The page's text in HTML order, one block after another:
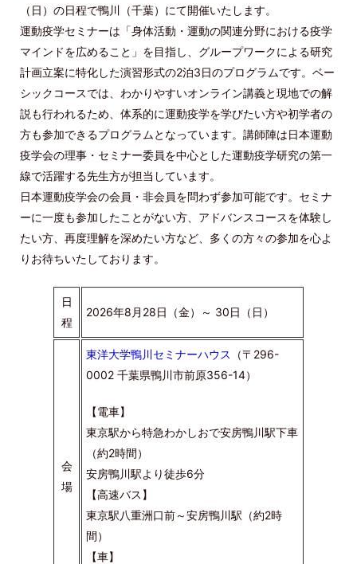
（日）の日程で鴨川（千葉）にて開催いたします。
運動疫学セミナーは「身体活動・運動の関連分野における疫学
マインドを広めること」を目指し、グループワークによる研究
計画立案に特化した演習形式の2泊3日のプログラムです。ベー
シックコースでは、わかりやすいオンライン講義と現地での解
説も行われるため、体系的に運動疫学を学びたい方や初学者の
方も参加できるプログラムとなっています。講師陣は日本運動
疫学会の理事・セミナー委員を中心とした運動疫学研究の第一
線で活躍する先生方が担当しています。
日本運動疫学会の会員・非会員を問わず参加可能です。セミナ
ーに一度も参加したことがない方、アドバンスコースを体験し
たい方、再度理解を深めたい方など、多くの方々の参加を心よ
りお待ちいたしております。
日
程
2026年8月28日（金）～ 30日（日）
会
場
東洋大学鴨川セミナーハウス
（〒296-
0002 千葉県鴨川市前原356-14）
【電車】
東京駅から特急わかしおで安房鴨川駅下車
（約2時間）
安房鴨川駅より徒歩6分
【高速バス】
東京駅八重洲口前～安房鴨川駅（約2時
間）
【車】